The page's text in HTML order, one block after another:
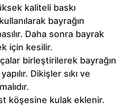
kaliteli baskı
bayrağın
Daha sonra bayrak
için kesilir.
birleştirilerek bayrağın
Dikişler sıkı ve
köşesine kulak eklenir.